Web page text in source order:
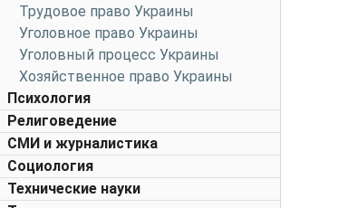
Трудовое право Украины
Уголовное право Украины
Уголовный процесс Украины
Хозяйственное право Украины
Психология
Религоведение
СМИ и журналистика
Социология
Технические науки